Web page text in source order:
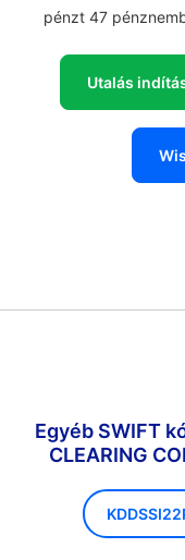
pénzt 47
Utalás
Egyéb SWIFT
CLEARING